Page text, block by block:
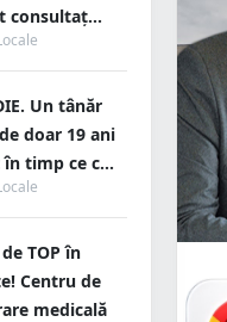
consultaț...
Un tânăr
doar 19 ani
timp ce c...
TOP în
Centru de
medicală